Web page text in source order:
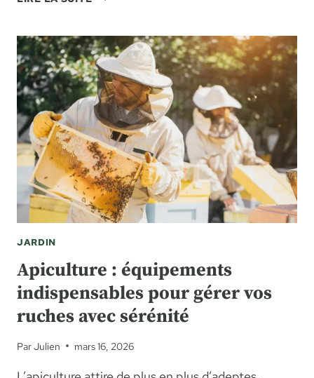
GUIDE
COMPLET
POUR
CHOISIR
SELON
VOTRE
JARDIN
JARDIN
Apiculture : équipements
indispensables pour gérer vos
ruches avec sérénité
ParJulien mars 16, 2026